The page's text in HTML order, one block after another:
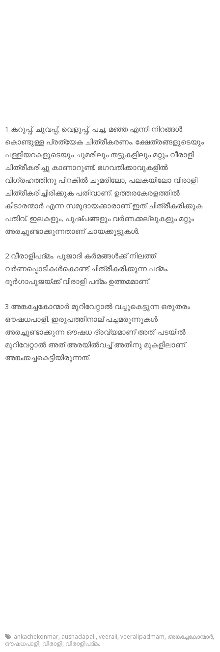
1.കറുപ്പ്. ചുവപ്പ്, വെളുപ്പ്, പച്ച, മഞ്ഞ എന്നീ നിറങ്ങള്‍
കൊണ്ടുള്ള പ്രത്യേക ചിത്രീകരണം. ക്ഷേത്രങ്ങളുടെയും
പള്ളിയറകളുടെയും ചുമരിലും തട്ടുകളിലും മറ്റും വീരാളി
ചിത്രീകരിച്ചു കാണാറുണ്ട്. ഭഗവതിക്കാവുകളില്‍
വിഗ്രഹത്തിനു പിറകില്‍ ചുമരിലോ, പലകയിലോ വീരാളി
ചിത്രീകരിച്ചിരിക്കുക പതിവാണ്. ഉത്തരകേരളത്തില്‍
കിടാരന്മാര്‍ എന്ന സമുദായക്കാരാണ് ഇത് ചിത്രീകരിക്കുക
പതിവ്. ഇലകളും, പുഷ്പങ്ങളും വര്‍ണക്കല്ലുകളും മറ്റും
അരച്ചുണ്ടാക്കുന്നതാണ് ചായക്കൂട്ടുകള്‍.
2.വീരാളിപദ്മം. പൂജാദി കര്‍മങ്ങള്‍ക്ക് നിലത്ത്
വര്‍ണപ്പൊടികള്‍കൊണ്ട് ചിത്രീകരിക്കുന്ന പദ്മം.
ദുര്‍ഗാപൂജയ്ക്ക് വീരാളി പദ്മം ഉത്തമമാണ്.
3.അങ്കച്ചേകോന്മാര്‍ മുറിവേറ്റാല്‍ വച്ചുകെട്ടുന്ന ഒരുതരം
ഔഷധപാളി. ഇരുപത്തിനാല് പച്ചമരുന്നുകള്‍
അരച്ചുണ്ടാക്കുന്ന ഔഷധ ദ്രവ്യമാണ് അത്. പടയില്‍
മുറിവേറ്റാല്‍ അത് അരയില്‍വച്ച് അതിനു മുകളിലാണ്
അങ്കക്കച്ചകെട്ടിയിരുന്നത്.
ankachekonmar, aushadapali, veerali, veeralipadmam, അങ്കച്ചേകോന്മാര്‍,
ഔഷധപാളി, വീരാളി, വീരാളിപദ്മം